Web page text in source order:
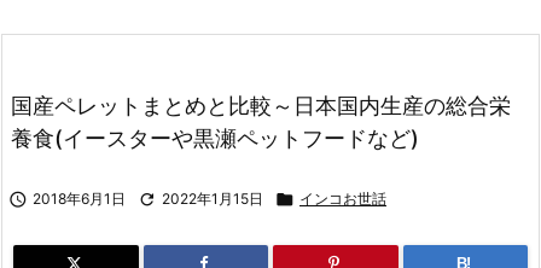


国産ペレットまとめと比較～日本国内生産の総合栄
養食(イースターや黒瀬ペットフードなど)
 2018年6月1日  2022年1月15日  インコお世話
B!